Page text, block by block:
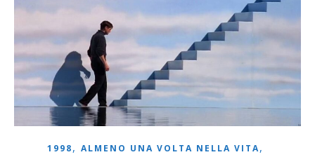
1998, ALMENO UNA VOLTA NELLA VITA,